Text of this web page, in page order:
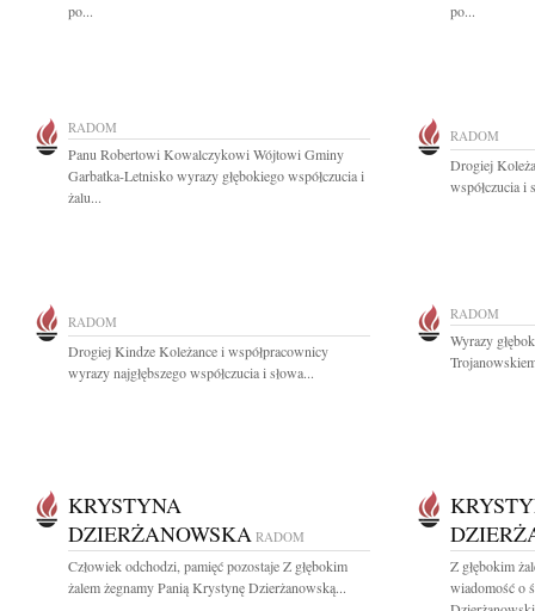
po...
po...
RADOM
Panu Robertowi Kowalczykowi Wójtowi Gminy
Garbatka-Letnisko wyrazy głębokiego współczucia i
żalu...
RADOM
Drogiej
współczucia i
RADOM
Drogiej Kindze Koleżance i współpracownicy
wyrazy najgłębszego współczucia i słowa...
RADOM
Wyrazy
KRYSTYNA
DZIERŻANOWSKA RADOM
Człowiek odchodzi, pamięć pozostaje Z głębokim
żalem żegnamy Panią Krystynę Dzierżanowską...
Z głębokim
wiadomość o